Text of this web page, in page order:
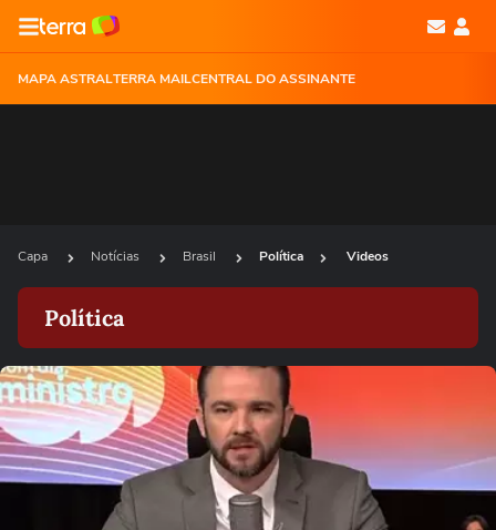
MAPA ASTRALTERRA MAILCENTRAL DO ASSINANTE
Capa Notícias Brasil Política Videos
Política
Ops!
Não foi possível reproduzir o vídeo
Tentar novamente